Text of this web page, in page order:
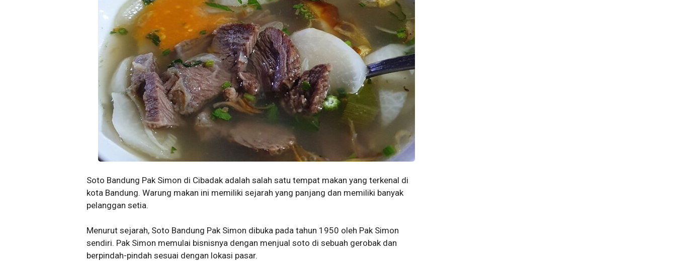
Soto Bandung Pak Simon di Cibadak adalah salah satu tempat makan yang terkenal di
kota Bandung. Warung makan ini memiliki sejarah yang panjang dan memiliki banyak
pelanggan setia.
Menurut sejarah, Soto Bandung Pak Simon dibuka pada tahun 1950 oleh Pak Simon
sendiri. Pak Simon memulai bisnisnya dengan menjual soto di sebuah gerobak dan
berpindah-pindah sesuai dengan lokasi pasar.